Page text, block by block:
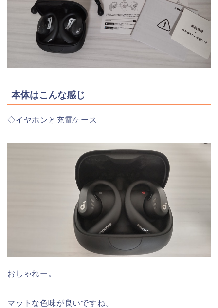
本体はこんな感じ
◇イヤホンと充電ケース
おしゃれー。
マットな色味が良いですね。